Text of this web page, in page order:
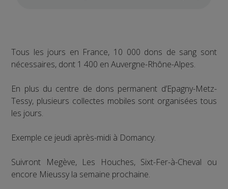
Tous les jours en France, 10 000 dons de sang sont
nécessaires, dont 1 400 en Auvergne-Rhône-Alpes.
En plus du centre de dons permanent d’Epagny-Metz-
Tessy, plusieurs collectes mobiles sont organisées tous
les jours.
Exemple ce jeudi après-midi à Domancy.
Suivront Megève, Les Houches, Sixt-Fer-à-Cheval ou
encore Mieussy la semaine prochaine.